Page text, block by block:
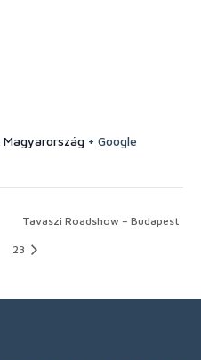
Magyarország + Google
Tavaszi Roadshow – Budapest
23